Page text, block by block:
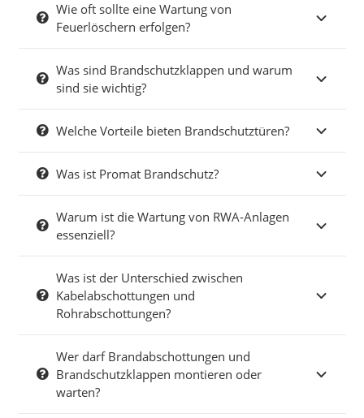
Wie oft sollte eine Wartung von
Feuerlöschern erfolgen?
Was sind Brandschutzklappen und warum
sind sie wichtig?
Welche Vorteile bieten Brandschutztüren?
Was ist Promat Brandschutz?
Warum ist die Wartung von RWA-Anlagen
essenziell?
Was ist der Unterschied zwischen
Kabelabschottungen und
Rohrabschottungen?
Wer darf Brandabschottungen und
Brandschutzklappen montieren oder
warten?